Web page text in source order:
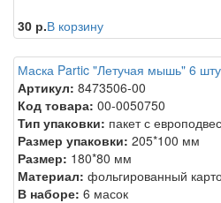
30 р.В корзину
Маска Partic "Летучая мышь" 6
Артикул: 8473506-00
Код товара: 00-0050750
Тип упаковки: пакет с
Размер упаковки: 205*100 мм
Размер: 180*80 мм
Материал: фольгированный
В наборе: 6 масок